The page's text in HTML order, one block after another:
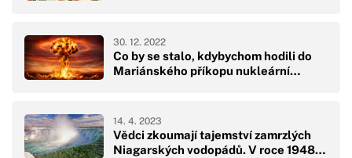
Co by se stalo, kdybychom hodili do
Mariánského příkopu nukleární…
30. 12. 2022
Vědci zkoumají tajemství zamrzlých
Niagarských vodopádů. V roce 1948…
14. 4. 2023